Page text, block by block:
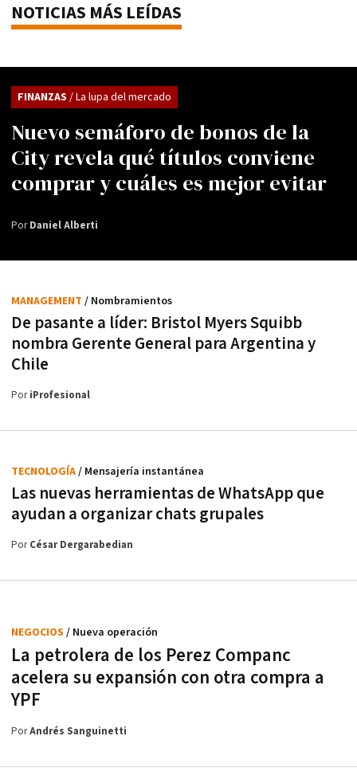
NOTICIAS MÁS LEÍDAS
Nuevo semáforo de bonos de la
City revela qué títulos conviene
comprar y cuáles es mejor evitar
FINANZAS / La lupa del mercado
PorDaniel Alberti
De pasante a líder: Bristol Myers Squibb
nombra Gerente General para Argentina y
Chile
MANAGEMENT / Nombramientos
PoriProfesional
Las nuevas herramientas de WhatsApp que
ayudan a organizar chats grupales
TECNOLOGÍA/ Mensajería instantánea
PorCésar Dergarabedian
La petrolera de los Perez Companc
acelera su expansión con otra compra a
YPF
NEGOCIOS / Nueva operación
PorAndrés Sanguinetti